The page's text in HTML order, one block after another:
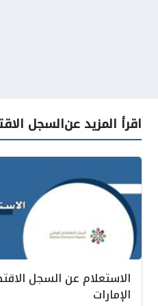
اقرأ المزيد عنالسجل
الاستعلام عن السجل
الإمارات